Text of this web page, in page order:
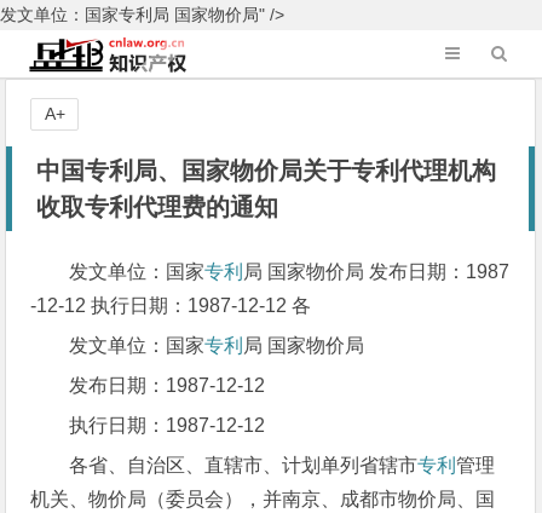
发文单位：国家专利局 国家物价局" />
中国专利局、国家物价局关于专利代理机构
收取专利代理费的通知
发文单位：国家专利 局 国家物价局 发布日期：1987
-12-12 执行日期：1987-12-12 各
发文单位：国家专利 局 国家物价局
发布日期：1987-12-12
执行日期：1987-12-12
各省、自治区、直辖市、计划单列省辖市专利管理
机关、物价局（委员会），并南京、成都市物价局、国
A+